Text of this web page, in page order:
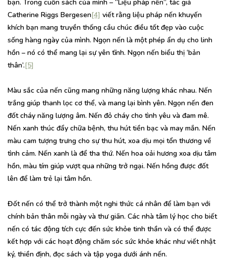
bạn. Trong cuốn sách của mình – “Liệu pháp nến”, tác giả
Catherine Riggs Bergesen[4] viết rằng liệu pháp nến khuyến
khích bạn mang truyền thống cầu chúc điều tốt đẹp vào cuộc
sống hàng ngày của mình. Ngọn nến là một phép ẩn dụ cho linh
hồn – nó có thể mang lại sự yên tĩnh. Ngọn nến biểu thị ‘bản
thân’.[5]
Màu sắc của nến cũng mang những năng lượng khác nhau. Nến
trắng giúp thanh lọc cơ thể, và mang lại bình yên. Ngọn nến đen
đốt cháy năng lượng âm. Nến đỏ cháy cho tình yêu và đam mê.
Nến xanh thúc đẩy chữa bệnh, thu hút tiền bạc và may mắn. Nến
màu cam tượng trưng cho sự thu hút, xoa dịu mọi tổn thương về
tình cảm. Nến xanh là để tha thứ. Nến hoa oải hương xoa dịu tâm
hồn, màu tím giúp vượt qua những trở ngại. Nến hồng được đốt
lên để làm trẻ lại tâm hồn.
Đốt nến có thể trở thành một nghi thức cá nhân để làm bạn với
chính bản thân mỗi ngày và thư giãn. Các nhà tâm lý học cho biết
nến có tác động tích cực đến sức khỏe tinh thần và có thể được
kết hợp với các hoạt động chăm sóc sức khỏe khác như viết nhật
ký, thiền định, đọc sách và tập yoga dưới ánh nến.